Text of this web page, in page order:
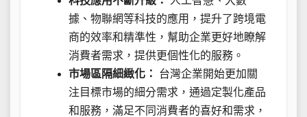
據、物聯網等科技的應用，提升了跨境電
商的效率和精準性，幫助企業更好地瞭解
消費者需求，提供更個性化的服務。
市場區隔細緻化：
台灣企業開始更加關
注目標市場的細分需求，通過定製化產品
和服務，滿足不同消費者的喜好和需求，